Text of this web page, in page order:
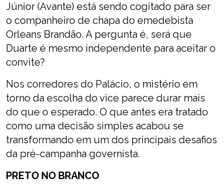
Júnior (Avante) está sendo cogitado para ser
o companheiro de chapa do emedebista
Orleans Brandão. A pergunta é, será que
Duarte é mesmo independente para aceitar o
convite?
Nos corredores do Palácio, o mistério em
torno da escolha do vice parece durar mais
do que o esperado. O que antes era tratado
como uma decisão simples acabou se
transformando em um dos principais desafios
da pré-campanha governista.
PRETO NO BRANCO